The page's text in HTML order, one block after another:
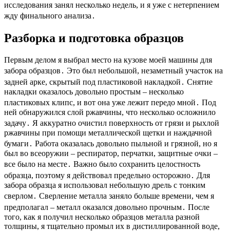
исследования занял несколько недель, и я уже с нетерпением
жду финального анализа․
Разборка и подготовка образцов
Первым делом я выбрал место на кузове моей машины для
забора образцов․ Это был небольшой, незаметный участок на
задней арке, скрытый под пластиковой накладкой․ Снятие
накладки оказалось довольно простым – несколько
пластиковых клипс, и вот она уже лежит передо мной․ Под
ней обнаружился слой ржавчины, что несколько осложнило
задачу․ Я аккуратно очистил поверхность от грязи и рыхлой
ржавчины при помощи металлической щетки и наждачной
бумаги․ Работа оказалась довольно пыльной и грязной, но я
был во всеоружии – респиратор, перчатки, защитные очки –
все было на месте․ Важно было сохранить целостность
образца, поэтому я действовал предельно осторожно․ Для
забора образца я использовал небольшую дрель с тонким
сверлом․ Сверление металла заняло больше времени, чем я
предполагал – металл оказался довольно прочным․ После
того, как я получил несколько образцов металла разной
толщины, я тщательно промыл их в дистиллированной воде,